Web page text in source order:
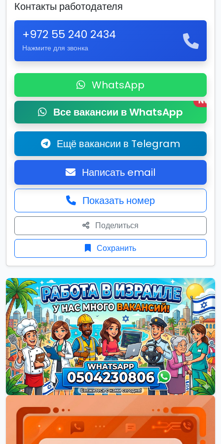
Контакты работодателя
+972 55 240 2434
Нажмите для звонка
WhatsApp
Все вакансии в WhatsApp
New
Ещё вакансии в Telegram
Написать email
Показать номер
Поделиться
Сохранить